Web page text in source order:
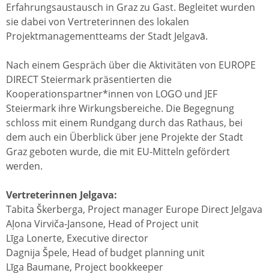
Erfahrungsaustausch in Graz zu Gast. Begleitet wurden
sie dabei von Vertreterinnen des lokalen
Projektmanagementteams der Stadt Jelgavā.
Nach einem Gespräch über die Aktivitäten von EUROPE
DIRECT Steiermark präsentierten die
Kooperationspartner*innen von LOGO und JEF
Steiermark ihre Wirkungsbereiche. Die Begegnung
schloss mit einem Rundgang durch das Rathaus, bei
dem auch ein Überblick über jene Projekte der Stadt
Graz geboten wurde, die mit EU-Mitteln gefördert
werden.
Vertreterinnen Jelgava:
Tabita Škerberga, Project manager Europe Direct Jelgava
Aļona Virviča-Jansone, Head of Project unit
Līga Lonerte, Executive director
Dagnija Špele, Head of budget planning unit
Līga Baumane, Project bookkeeper